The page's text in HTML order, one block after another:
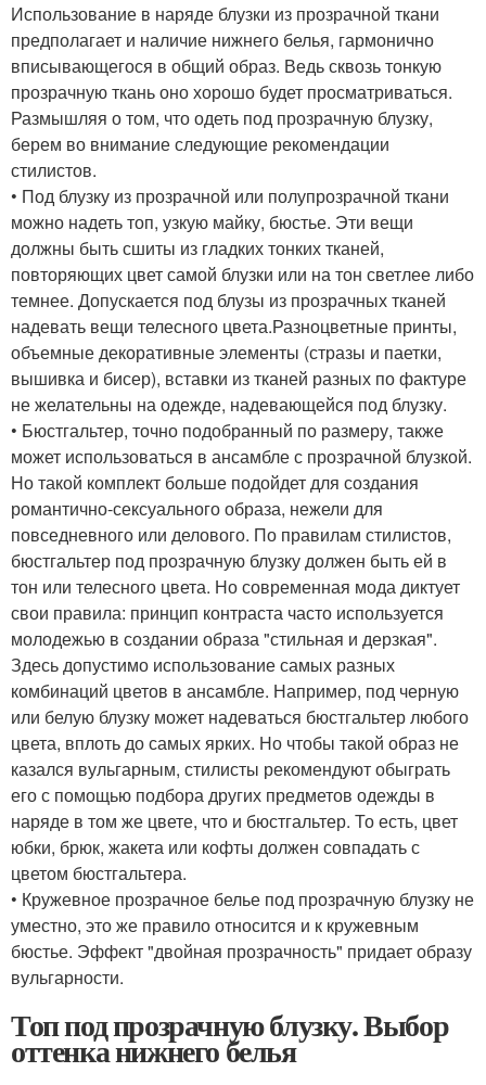
Использование в наряде блузки из прозрачной ткани
предполагает и наличие нижнего белья, гармонично
вписывающегося в общий образ. Ведь сквозь тонкую
прозрачную ткань оно хорошо будет просматриваться.
Размышляя о том, что одеть под прозрачную блузку,
берем во внимание следующие рекомендации
стилистов.
• Под блузку из прозрачной или полупрозрачной ткани
можно надеть топ, узкую майку, бюстье. Эти вещи
должны быть сшиты из гладких тонких тканей,
повторяющих цвет самой блузки или на тон светлее либо
темнее. Допускается под блузы из прозрачных тканей
надевать вещи телесного цвета.Разноцветные принты,
объемные декоративные элементы (стразы и паетки,
вышивка и бисер), вставки из тканей разных по фактуре
не желательны на одежде, надевающейся под блузку.
• Бюстгальтер, точно подобранный по размеру, также
может использоваться в ансамбле с прозрачной блузкой.
Но такой комплект больше подойдет для создания
романтично-сексуального образа, нежели для
повседневного или делового. По правилам стилистов,
бюстгальтер под прозрачную блузку должен быть ей в
тон или телесного цвета. Но современная мода диктует
свои правила: принцип контраста часто используется
молодежью в создании образа "стильная и дерзкая".
Здесь допустимо использование самых разных
комбинаций цветов в ансамбле. Например, под черную
или белую блузку может надеваться бюстгальтер любого
цвета, вплоть до самых ярких. Но чтобы такой образ не
казался вульгарным, стилисты рекомендуют обыграть
его с помощью подбора других предметов одежды в
наряде в том же цвете, что и бюстгальтер. То есть, цвет
юбки, брюк, жакета или кофты должен совпадать с
цветом бюстгальтера.
• Кружевное прозрачное белье под прозрачную блузку не
уместно, это же правило относится и к кружевным
бюстье. Эффект "двойная прозрачность" придает образу
вульгарности.
Топ под прозрачную блузку. Выбор
оттенка нижнего белья